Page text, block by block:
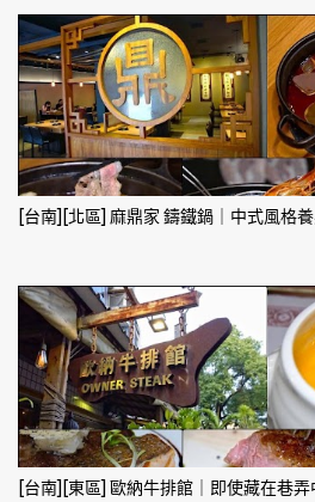
[台南][北區] 麻鼎家 鑄鐵鍋｜中式風格
[台南][東區] 歐納牛排館｜即使藏在巷